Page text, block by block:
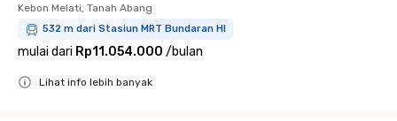
Kebon Melati, Tanah Abang
532 m dari Stasiun MRT Bundaran HI
mulai dari Rp11.054.000 /bulan
Lihat info lebih banyak